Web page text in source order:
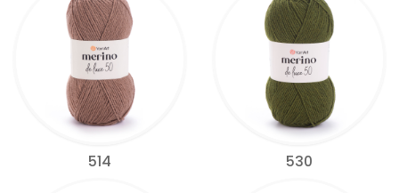
514 530